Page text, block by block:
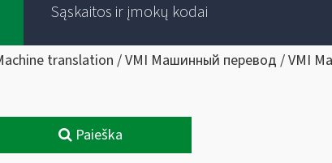
Sąskaitos ir įmokų kodai
translation / VMI Машинный перевод / VMI
Paieška